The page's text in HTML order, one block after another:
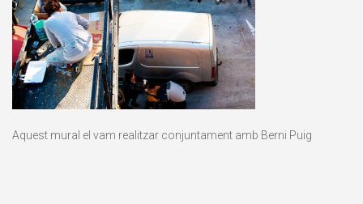
Aquest mural el vam realitzar conjuntament amb Berni Puig